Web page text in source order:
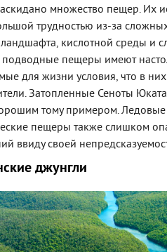
множество пещер. Их
трудностью из-за
ландшафта, кислотной среды и
пещеры имеют
для жизни условия, что в
Затопленные Сеноты
тому примером.
пещеры также слишком
ввиду своей
джунгли